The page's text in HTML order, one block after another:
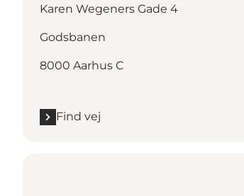
Karen Wegeners Gade 4
Godsbanen
8000 Aarhus C
Find vej